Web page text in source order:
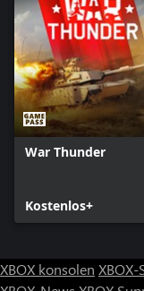
War Thunder
Kostenlos+
XBOX konsolen XBOX-